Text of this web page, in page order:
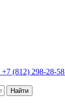
+7 (812) 298-28-58
Найти